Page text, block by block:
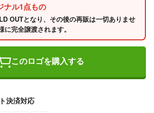
ナル1点もの
OUTとなり、その後の再販は一切ありませ
完全譲渡されます。
このロゴを購入する
決済対応